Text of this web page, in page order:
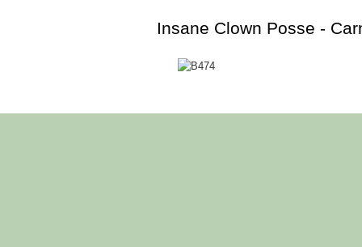
Insane Clown Posse -